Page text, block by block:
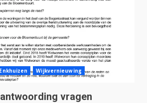
Wijkvernieuwing
vragen